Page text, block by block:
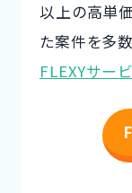
以上の高単
た案件を多
FLEXYサー